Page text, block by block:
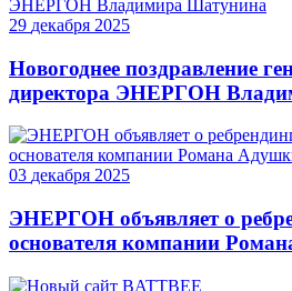
29 декабря 2025
Новогоднее поздравление
директора ЭНЕРГОН
03 декабря 2025
ЭНЕРГОН объявляет о
основателя компании